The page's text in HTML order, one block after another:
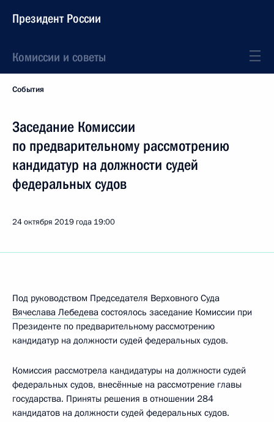
Президент России
Комиссии и советы
События
Заседание Комиссии
по предварительному рассмотрению
кандидатур на должности судей
федеральных судов
24 октября 2019 года 19:00
Под руководством Председателя Верховного Суда
Вячеслава Лебедева состоялось заседание Комиссии при
Президенте по предварительному рассмотрению
кандидатур на должности судей федеральных судов.
Комиссия рассмотрела кандидатуры на должности судей
федеральных судов, внесённые на рассмотрение главы
государства. Приняты решения в отношении 284
кандидатов на должности судей федеральных судов.